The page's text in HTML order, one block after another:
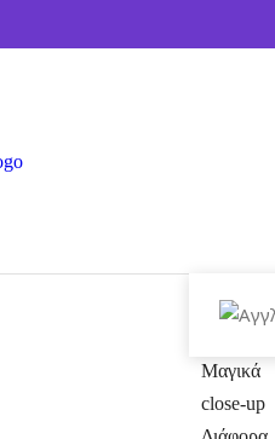
Μαγικά
Μαγικά
close-up